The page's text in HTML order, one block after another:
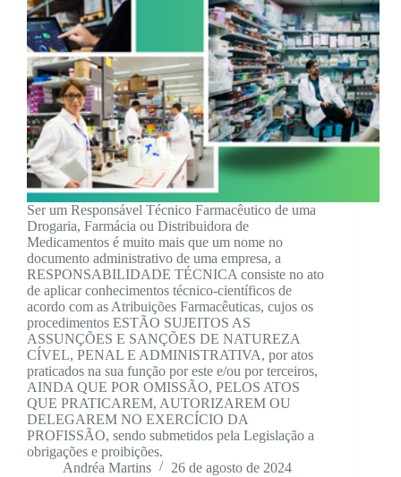
Ser um Responsável Técnico Farmacêutico de uma
Drogaria, Farmácia ou Distribuidora de
Medicamentos é muito mais que um nome no
documento administrativo de uma empresa, a
RESPONSABILIDADE TÉCNICA consiste no ato
de aplicar conhecimentos técnico-científicos de
acordo com as Atribuições Farmacêuticas, cujos os
procedimentos ESTÃO SUJEITOS AS
ASSUNÇÕES E SANÇÕES DE NATUREZA
CÍVEL, PENAL E ADMINISTRATIVA, por atos
praticados na sua função por este e/ou por terceiros,
AINDA QUE POR OMISSÃO, PELOS ATOS
QUE PRATICAREM, AUTORIZAREM OU
DELEGAREM NO EXERCÍCIO DA
PROFISSÃO, sendo submetidos pela Legislação a
obrigações e proibições.
Andréa Martins
26 de agosto de 2024